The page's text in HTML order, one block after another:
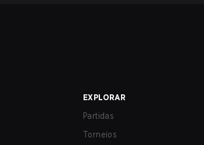
EXPLORAR
Partidas
Torneios